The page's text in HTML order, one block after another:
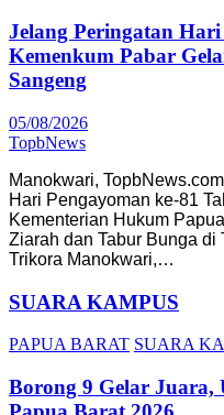
Jelang Peringatan
Kemenkum Pabar
Sangeng
05/08/2026
TopbNews
Manokwari,
Hari Pengayoman ke-81
Kementerian Hukum
Ziarah dan Tabur Bunga di
Trikora Manokwari,…
SUARA KAMPUS
PAPUA BARAT SUARA
Borong 9 Gelar Juara,